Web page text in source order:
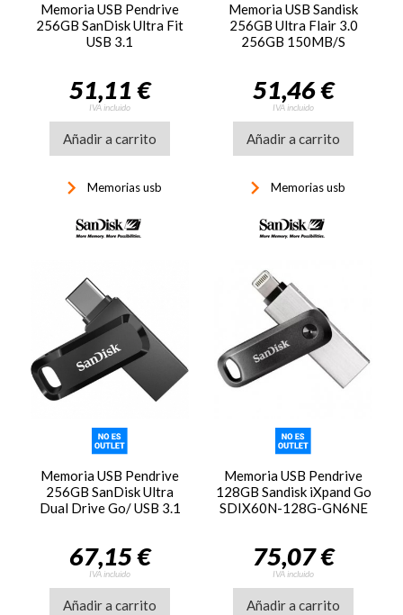
Memoria USB Pendrive
256GB SanDisk Ultra Fit
USB 3.1
51,11 €
IVA incluido
Añadir a carrito
keyboard_arrow_right Memorias usb
Memoria USB Sandisk
256GB Ultra Flair 3.0
256GB 150MB/S
51,46 €
IVA incluido
Añadir a carrito
keyboard_arrow_right Memorias usb
Memoria USB Pendrive
256GB SanDisk Ultra
Dual Drive Go/ USB 3.1
67,15 €
IVA incluido
Añadir a carrito
Memoria USB Pendrive
128GB Sandisk iXpand Go
SDIX60N-128G-GN6NE
75,07 €
IVA incluido
Añadir a carrito